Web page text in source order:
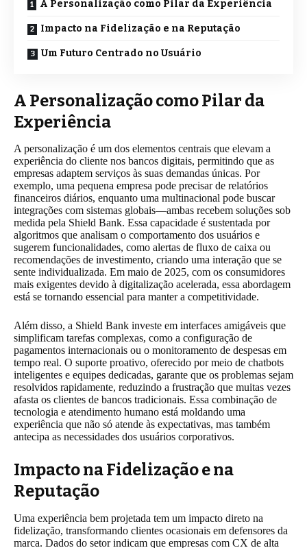
A Personalização como Pilar da Experiência
Impacto na Fidelização e na Reputação
Um Futuro Centrado no Usuário
A Personalização como Pilar da
Experiência
A personalização é um dos elementos centrais que elevam a
experiência do cliente nos bancos digitais, permitindo que as
empresas adaptem serviços às suas demandas únicas. Por
exemplo, uma pequena empresa pode precisar de relatórios
financeiros diários, enquanto uma multinacional pode buscar
integrações com sistemas globais—ambas recebem soluções sob
medida pela Shield Bank. Essa capacidade é sustentada por
algoritmos que analisam o comportamento dos usuários e
sugerem funcionalidades, como alertas de fluxo de caixa ou
recomendações de investimento, criando uma interação que se
sente individualizada. Em maio de 2025, com os consumidores
mais exigentes devido à digitalização acelerada, essa abordagem
está se tornando essencial para manter a competitividade.
Além disso, a Shield Bank investe em interfaces amigáveis que
simplificam tarefas complexas, como a configuração de
pagamentos internacionais ou o monitoramento de despesas em
tempo real. O suporte proativo, oferecido por meio de chatbots
inteligentes e equipes dedicadas, garante que os problemas sejam
resolvidos rapidamente, reduzindo a frustração que muitas vezes
afasta os clientes de bancos tradicionais. Essa combinação de
tecnologia e atendimento humano está moldando uma
experiência que não só atende às expectativas, mas também
antecipa as necessidades dos usuários corporativos.
Impacto na Fidelização e na
Reputação
Uma experiência bem projetada tem um impacto direto na
fidelização, transformando clientes ocasionais em defensores da
marca. Dados do setor indicam que empresas com CX de alta